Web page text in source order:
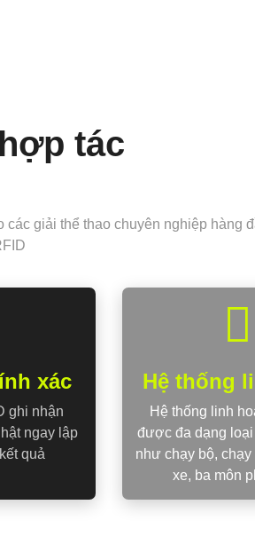
tác
các giải thể thao chuyên nghiệp hàng
xác
ghi nhận
ngay lập
quả
Hệ thống
Hệ thống linh
được đa dạng loại
như chạy bộ,
xe, ba môn